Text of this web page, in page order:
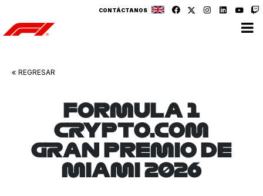
CONTÁCTANOS
REGRESAR
FORMULA 1
CRYPTO.COM
GRAN PREMIO DE
MIAMI 2026